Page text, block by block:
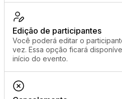
Edição de participantes
Você poderá editar o
vez. Essa opção ficará
início do evento.